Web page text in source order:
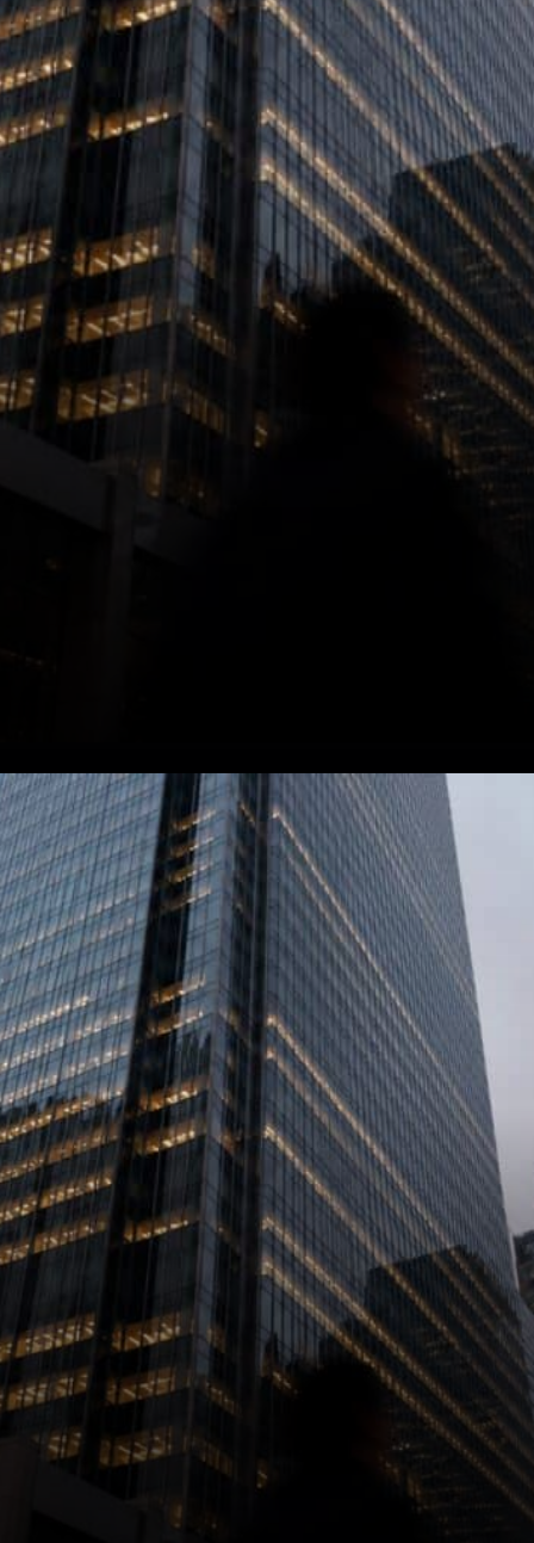
Stratégie de BlackRock.
L'introduction de l'ETF IBIT a
marqué un tournant. Ce
produit financier permet aux
investisseurs…